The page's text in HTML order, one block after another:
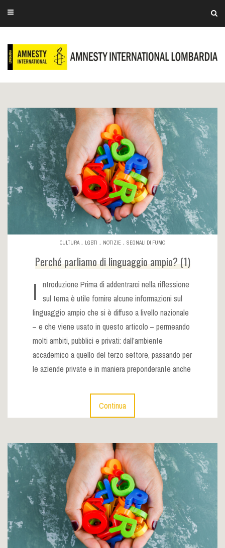
CULTURA. LGBTI . NOTIZIE . SEGNALI DI FUMO
Perché parliamo di linguaggio ampio? (1)
I ntroduzione Prima di addentrarci nella riflessione
sul tema è utile fornire alcune informazioni sul
linguaggio ampio che si è diffuso a livello nazionale
– e che viene usato in questo articolo – permeando
molti ambiti, pubblici e privati: dall’ambiente
accademico a quello del terzo settore, passando per
le aziende private e in maniera preponderante anche
Continua